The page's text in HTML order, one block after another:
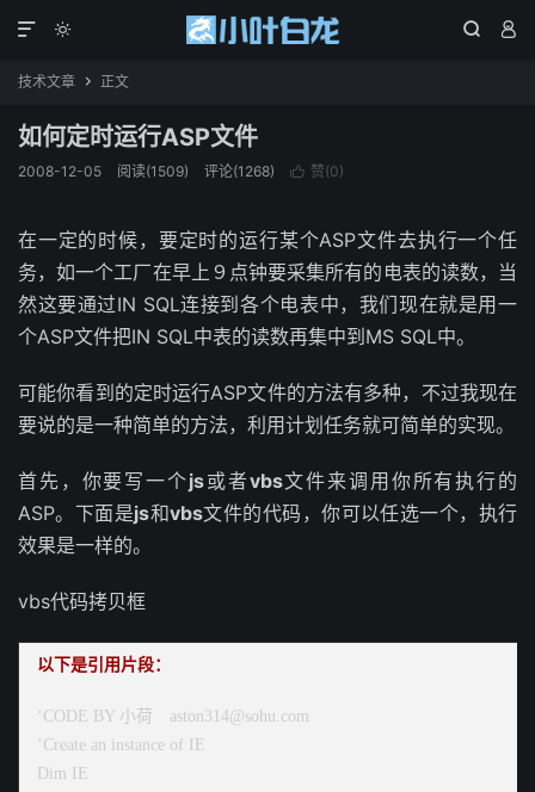
  

技术文章  正文
如何定时运行ASP文件
2008-12-05 阅读(1509) 评论(1268)  赞(0)
在一定的时候，要定时的运行某个ASP文件去执行一个任
务，如一个工厂在早上９点钟要采集所有的电表的读数，当
然这要通过IN SQL连接到各个电表中，我们现在就是用一
个ASP文件把IN SQL中表的读数再集中到MS SQL中。
可能你看到的定时运行ASP文件的方法有多种，不过我现在
要说的是一种简单的方法，利用计划任务就可简单的实现。
首先，你要写一个js或者vbs文件来调用你所有执行的
ASP。下面是js和vbs文件的代码，你可以任选一个，执行
效果是一样的。
vbs代码拷贝框
以下是引用片段：
‘CODE BY 小荷 aston314@sohu.com
‘Create an instance of IE
Dim IE